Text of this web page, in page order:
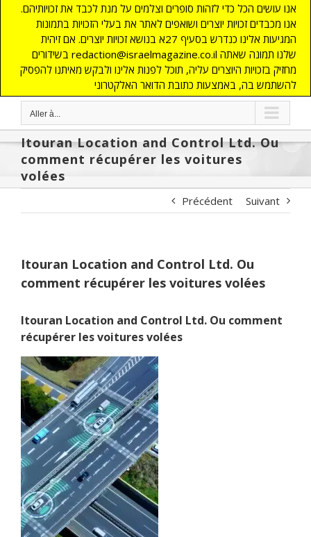
אנו עושים הכל כדי לזהות סופרים וצלמים על מנת לכבד את זכויותיהם.
אנו מכבדים זכויות יוצרים ושואפים לאתר את בעלי הזכויות בתמונות
המגיעות אלינו כנדרש בסעיף 27א בנושא זכויות יוצרים. אם זיהית
בשידורים redaction@israelmagazine.co.il שלנו תמונה שאתה
מחזיק בזכויות היוצרים עליה, תוכל לפנות אלינו ולבקש מאיתנו להפסיק
להשתמש בה, באמצעות כתובת הדואר האלקטרוני
Aller à...
Itouran Location and Control Ltd. Ou
comment récupérer les voitures
volées
Précédent Suivant
Itouran Location and Control Ltd. Ou
comment récupérer les voitures volées
Itouran Location and Control Ltd. Ou comment
récupérer les voitures volées